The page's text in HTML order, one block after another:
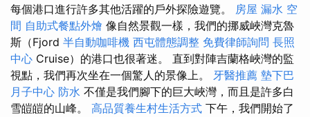
每個港口進行許多其他活躍的戶外探險遊覽。 房屋 漏水 空
間 自助式餐點外燴 像自然景觀一樣，我們的挪威峽灣克魯
斯（Fjord 半自動咖啡機 西屯體態調整 免費律師詢問 長照
中心 Cruise）的港口也很著迷。 直到對陣吉蘭格峽灣的監
視點，我們再次坐在一個驚人的景像上。 牙醫推薦 墊下巴
月子中心 防水 不僅是我們腳下的巨大峽灣，而且是許多白
雪皚皚的山峰。 高品質養生村生活方式 下午，我們開始了